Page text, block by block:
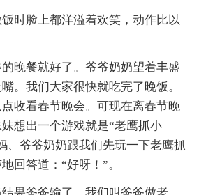
时脸上都洋溢着欢笑，动作比以
晚餐就好了。爷爷奶奶望着丰盛
。我们大家很快就吃完了晚饭。
收看春节晚会。可现在离春节晚
想出一个游戏就是“老鹰抓小
、爷爷奶奶跟我们先玩一下老鹰抓
回答道：“好呀！”。